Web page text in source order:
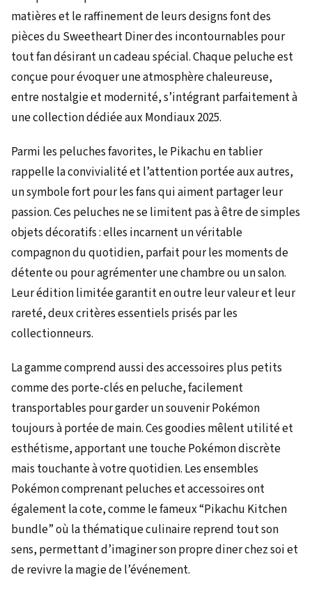
matières et le raffinement de leurs designs font des
pièces du Sweetheart Diner des incontournables pour
tout fan désirant un cadeau spécial. Chaque peluche est
conçue pour évoquer une atmosphère chaleureuse,
entre nostalgie et modernité, s’intégrant parfaitement à
une collection dédiée aux Mondiaux 2025.
Parmi les peluches favorites, le Pikachu en tablier
rappelle la convivialité et l’attention portée aux autres,
un symbole fort pour les fans qui aiment partager leur
passion. Ces peluches ne se limitent pas à être de simples
objets décoratifs : elles incarnent un véritable
compagnon du quotidien, parfait pour les moments de
détente ou pour agrémenter une chambre ou un salon.
Leur édition limitée garantit en outre leur valeur et leur
rareté, deux critères essentiels prisés par les
collectionneurs.
La gamme comprend aussi des accessoires plus petits
comme des porte-clés en peluche, facilement
transportables pour garder un souvenir Pokémon
toujours à portée de main. Ces goodies mêlent utilité et
esthétisme, apportant une touche Pokémon discrète
mais touchante à votre quotidien. Les ensembles
Pokémon comprenant peluches et accessoires ont
également la cote, comme le fameux “Pikachu Kitchen
bundle” où la thématique culinaire reprend tout son
sens, permettant d’imaginer son propre diner chez soi et
de revivre la magie de l’événement.